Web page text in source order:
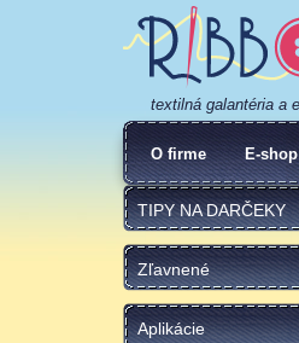
textilná galantéria a
O firme E-shop
TIPY NA DARČEKY
Zľavnené
Aplikácie